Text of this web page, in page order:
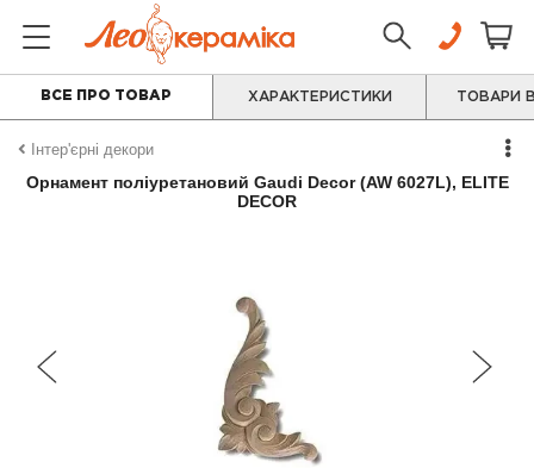
ВСЕ ПРО ТОВАР ХАРАКТЕРИСТИКИ ТОВАРИ В
Інтер'єрні декори
Орнамент поліуретановий Gaudi Decor (AW 6027L), ELITE
DECOR